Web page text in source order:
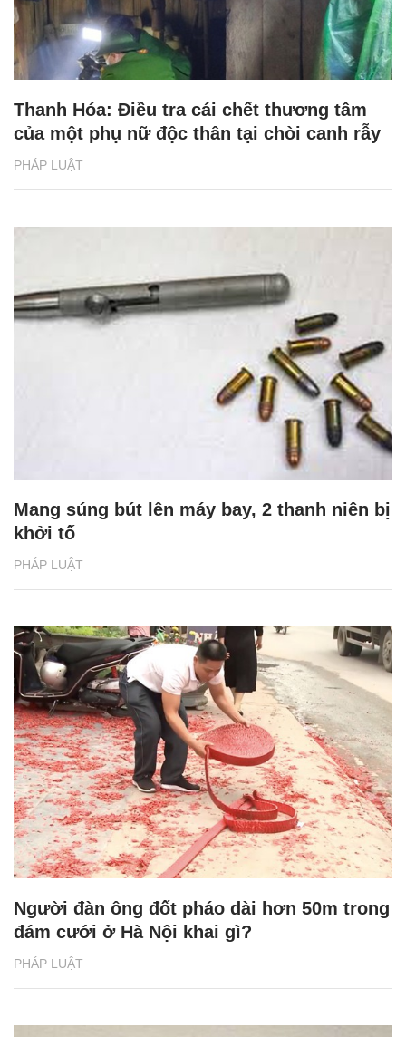
PHÁP LUẬT
Thanh Hóa: Điều tra cái chết thương tâm
của một phụ nữ độc thân tại chòi canh rẫy
PHÁP LUẬT
Mang súng bút lên máy bay, 2 thanh niên bị
khởi tố
PHÁP LUẬT
Người đàn ông đốt pháo dài hơn 50m trong
đám cưới ở Hà Nội khai gì?